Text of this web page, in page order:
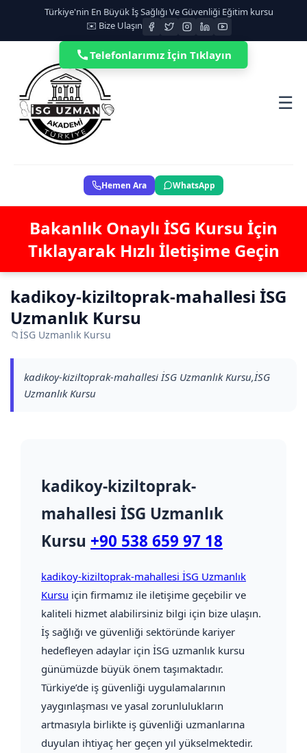
Türkiye'nin En Büyük İş Sağlığı Ve Güvenliği Eğitim kursu
✉️ Bize Ulaşın
☰
Hemen Ara WhatsApp
Bakanlık Onaylı İSG Kursu İçin
Tıklayarak Hızlı İletişime Geçin
kadikoy-kiziltoprak-mahallesi İSG
Uzmanlık Kursu
📁İSG Uzmanlık Kursu
kadikoy-kiziltoprak-mahallesi İSG Uzmanlık Kursu,İSG
Uzmanlık Kursu
kadikoy-kiziltoprak-
mahallesi İSG Uzmanlık
Kursu +90 538 659 97 18
kadikoy-kiziltoprak-mahallesi İSG Uzmanlık
Kursu için firmamız ile iletişime geçebilir ve
kaliteli hizmet alabilirsiniz bilgi için bize ulaşın.
İş sağlığı ve güvenliği sektöründe kariyer
hedefleyen adaylar için İSG uzmanlık kursu
günümüzde büyük önem taşımaktadır.
Türkiye’de iş güvenliği uygulamalarının
yaygınlaşması ve yasal zorunlulukların
artmasıyla birlikte iş güvenliği uzmanlarına
duyulan ihtiyaç her geçen yıl yükselmektedir.
Telefonlarımız İçin Tıklayın